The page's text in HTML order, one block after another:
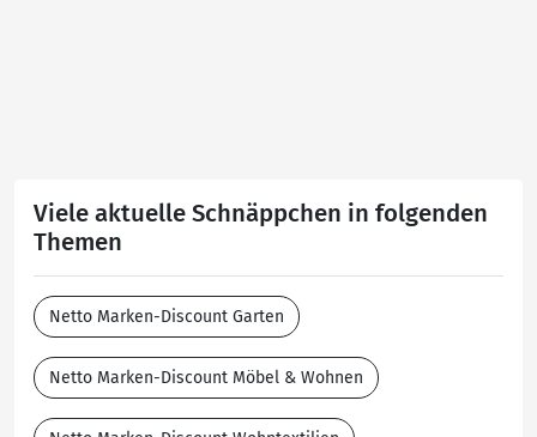
Viele aktuelle Schnäppchen in folgenden
Themen
Netto Marken-Discount Garten
Netto Marken-Discount Möbel & Wohnen